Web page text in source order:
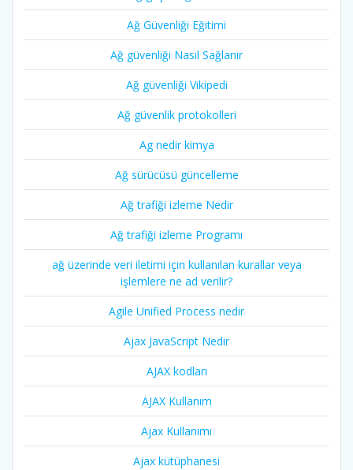
Ağ Güvenliği Eğitimi
Ağ güvenliği Nasıl Sağlanır
Ağ güvenliği Vikipedi
Ağ güvenlik protokolleri
Ag nedir kimya
Ağ sürücüsü güncelleme
Ağ trafiği izleme Nedir
Ağ trafiği izleme Programı
ağ üzerinde veri iletimi için kullanılan kurallar veya
işlemlere ne ad verilir?
Agile Unified Process nedir
Ajax JavaScript Nedir
AJAX kodları
AJAX Kullanım
Ajax Kullanımı
Ajax kütüphanesi